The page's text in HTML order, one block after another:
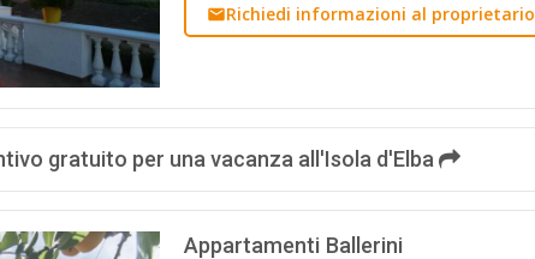
Richiedi informazioni al proprietario
gratuito per una vacanza all'Isola d'Elba
Appartamenti Ballerini